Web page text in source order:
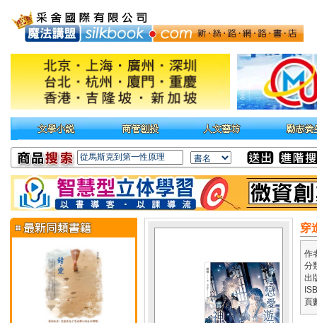
穿
作
分
出
頁